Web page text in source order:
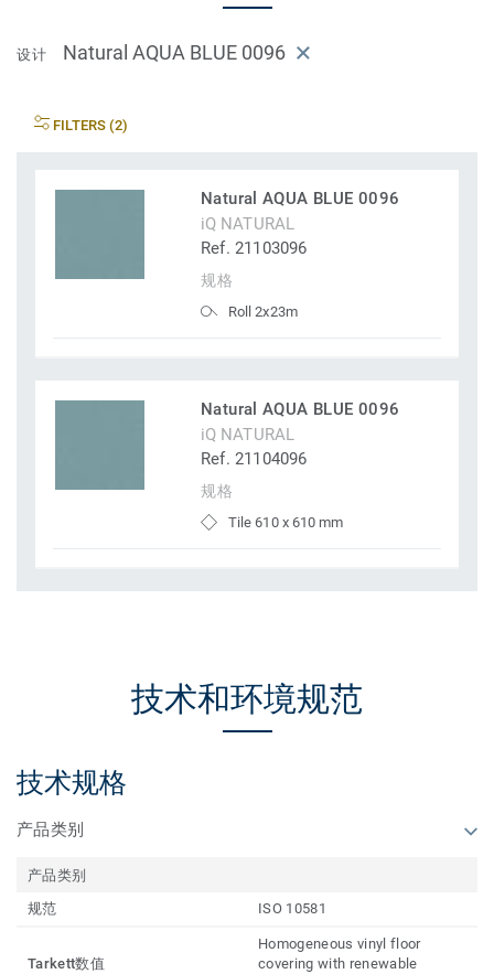
设计 Natural AQUA BLUE 0096
FILTERS (2)
Natural AQUA BLUE 0096
iQ NATURAL
Ref. 21103096
规格
Roll 2x23m
Natural AQUA BLUE 0096
iQ NATURAL
Ref. 21104096
规格
Tile 610 x 610 mm
技术和环境规范
技术规格
产品类别
产品类别
规范
ISO 10581
Tarkett数值
Homogeneous vinyl floor
covering with renewable